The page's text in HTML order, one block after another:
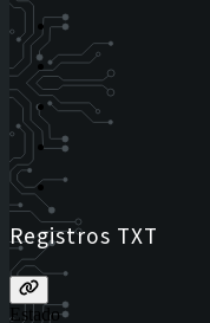
Registros TXT
Estado